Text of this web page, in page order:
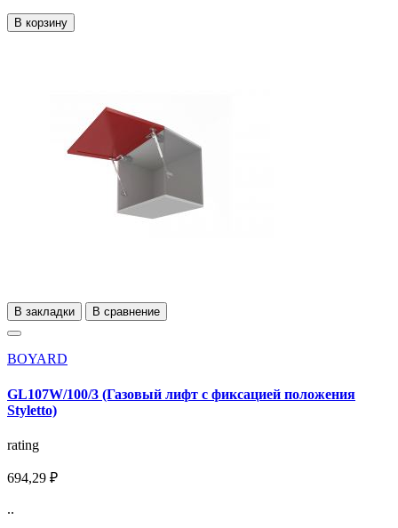
В корзину
В закладки В сравнение
BOYARD
GL107W/100/3 (Газовый лифт с фиксацией положения
Styletto)
rating
694,29 ₽
..